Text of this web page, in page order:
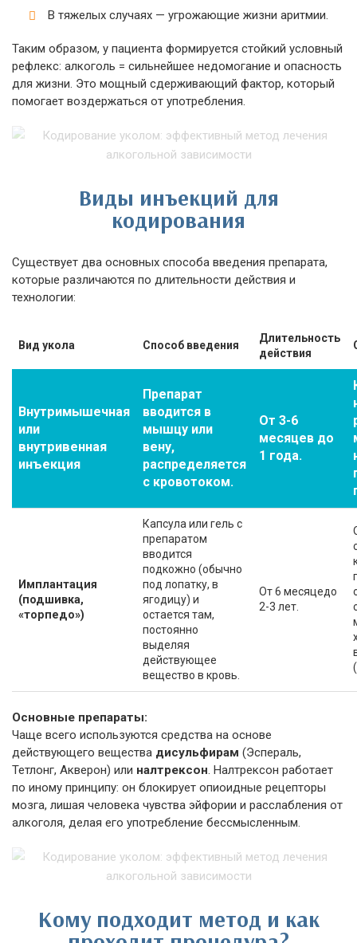
В тяжелых случаях — угрожающие жизни аритмии.
Таким образом, у пациента формируется стойкий условный
рефлекс: алкоголь = сильнейшее недомогание и опасность
для жизни. Это мощный сдерживающий фактор, который
помогает воздержаться от употребления.
Виды инъекций для
кодирования
Существует два основных способа введения препарата,
которые различаются по длительности действия и
технологии:
Вид укола Способ введения
Длительность
действия
Внутримышечная
или
внутривенная
инъекция
Препарат
вводится в
мышцу или
вену,
распределяется
с кровотоком.
От 3-6
месяцев до
1 года.
Имплантация
(подшивка,
«торпедо»)
Капсула или гель с
препаратом
вводится
подкожно (обычно
под лопатку, в
ягодицу) и
остается там,
постоянно
выделяя
действующее
вещество в кровь.
От 6 месяцедо
2-3 лет.
Основные препараты:
Чаще всего используются средства на основе
действующего вещества дисульфирам (Эспераль,
Тетлонг, Акверон) или налтрексон. Налтрексон работает
по иному принципу: он блокирует опиоидные рецепторы
мозга, лишая человека чувства эйфории и расслабления от
алкоголя, делая его употребление бессмысленным.
Кому подходит метод и как